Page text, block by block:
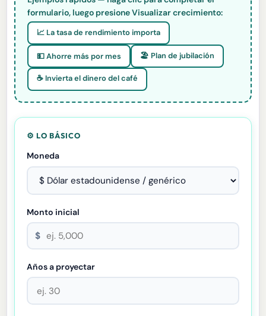
formulario, luego presione Visualizar crecimiento:
📈 La tasa de rendimiento importa
💵 Ahorre más por mes 🏖️ Plan de jubilación
☕ Invierta el dinero del café
⚙️ LO BÁSICO
Moneda
Monto inicial
$
Años a proyectar